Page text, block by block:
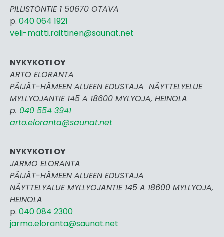
PILLISTÖNTIE 1 50670 OTAVA
p. 040 064 1921
veli-matti.raittinen@saunat.net
NYKYKOTI OY
ARTO ELORANTA
PÄIJÄT-HÄMEEN ALUEEN EDUSTAJA NÄYTTELYELUE
MYLLYOJANTIE 145 A 18600 MYLYOJA, HEINOLA
p. 040 554 3941
arto.eloranta@saunat.net
NYKYKOTI OY
JARMO ELORANTA
PÄIJÄT-HÄMEEN ALUEEN EDUSTAJA
NÄYTTELYALUE MYLLYOJANTIE 145 A 18600 MYLLYOJA,
HEINOLA
p. 040 084 2300
jarmo.eloranta@saunat.net